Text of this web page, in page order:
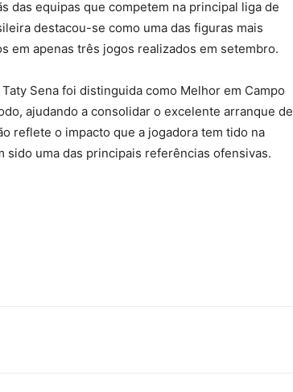
das equipas que competem na principal liga de
destacou-se como uma das figuras mais
em apenas três jogos realizados em setembro.
Sena foi distinguida como Melhor em Campo
ajudando a consolidar o excelente arranque de
reflete o impacto que a jogadora tem tido na
sido uma das principais referências ofensivas.